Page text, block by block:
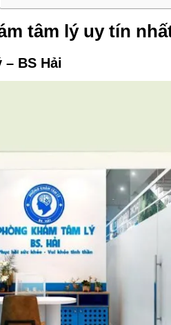
tâm lý uy tín
– BS Hải